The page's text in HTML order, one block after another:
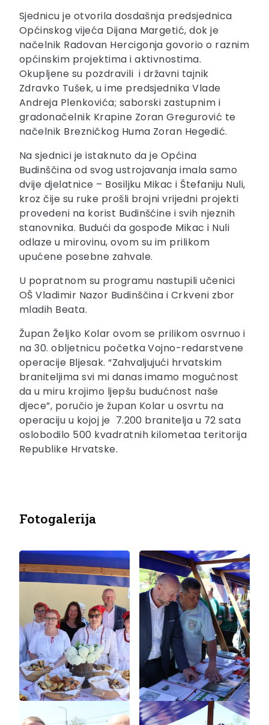
Sjednicu je otvorila dosdašnja predsjednica
Općinskog vijeća Dijana Margetić, dok je
načelnik Radovan Hercigonja govorio o raznim
općinskim projektima i aktivnostima.
Okupljene su pozdravili i državni tajnik
Zdravko Tušek, u ime predsjednika Vlade
Andreja Plenkovića; saborski zastupnim i
gradonačelnik Krapine Zoran Gregurović te
načelnik Brezničkog Huma Zoran Hegedić.
Na sjednici je istaknuto da je Općina
Budinščina od svog ustrojavanja imala samo
dvije djelatnice – Bosiljku Mikac i Štefaniju Nuli,
kroz čije su ruke prošli brojni vrijedni projekti
provedeni na korist Budinšćine i svih njeznih
stanovnika. Budući da gospođe Mikac i Nuli
odlaze u mirovinu, ovom su im prilikom
upućene posebne zahvale.
U popratnom su programu nastupili učenici
OŠ Vladimir Nazor Budinščina i Crkveni zbor
mladih Beata.
Župan Željko Kolar ovom se prilikom osvrnuo i
na 30. obljetnicu početka Vojno-redarstvene
operacije Bljesak. “Zahvaljujući hrvatskim
braniteljima svi mi danas imamo mogućnost
da u miru krojimo ljepšu budućnost naše
djece”, poručio je župan Kolar u osvrtu na
operaciju u kojoj je 7.200 branitelja u 72 sata
oslobodilo 500 kvadratnih kilometaa teritorija
Republike Hrvatske.
Fotogalerija